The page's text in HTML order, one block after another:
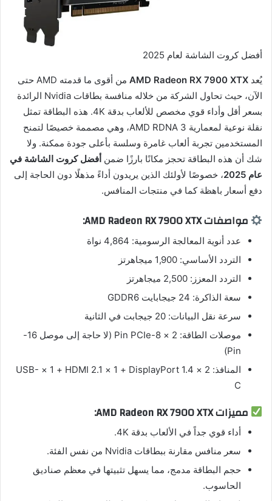
أفضل كروت الشاشة لعام 2025
يُعد AMD Radeon RX 7900 XTX
من أقوى ما قدمته AMD حتى
الآن، حيث تحاول الشركة من خلاله منافسة بطاقات Nvidia الرائدة
بسعر أقل وأداء قوي مخصص للألعاب بدقة 4K. هذه البطاقة تمثل
نقلة نوعية لمعمارية AMD RDNA 3، وهي مصممة خصيصًا لتمنح
المستخدمين تجربة ألعاب غامرة وسلسة بأعلى جودة ممكنة. ولا
شك أن هذه البطاقة تحجز مكانًا بارزًا ضمن أفضل كروت الشاشة في
عام 2025
، خصوصًا لأولئك الذين يريدون أداءً مذهلًا دون الحاجة إلى
دفع أسعار باهظة كما في منتجات المنافس.
مواصفات AMD Radeon RX 7900 XTX:
عدد أنوية المعالجة الرسومية: ‏4,864 نواة
التردد الأساسي: ‏1,900 ميجاهرتز
التردد المعزز: ‏2,500 ميجاهرتز
سعة الذاكرة: ‏24 جيجابايت GDDR6
سرعة نقل البيانات: ‏20 جيجابت في الثانية
موصلات الطاقة: ‏2 × 8-Pin PCIe (لا حاجة إلى موصل 16-
Pin)
المنافذ: ‏2 × DisplayPort 1.4 + ‏1 × HDMI 2.1 + ‏1 × USB-
C
مميزات AMD Radeon RX 7900 XTX:
أداء قوي جداً في الألعاب بدقة 4K.
سعر منافس مقارنة ببطاقات Nvidia من نفس الفئة.
حجم البطاقة مدمج، مما يسهل تثبيتها في معظم صناديق
الحاسوب.